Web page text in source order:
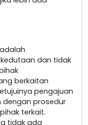
dan tidak
berkaitan
pengajuan
dengan prosedur
terkait.
tidak ada